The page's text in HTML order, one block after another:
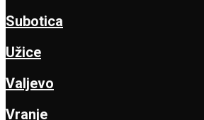
Subotica
Užice
Valjevo
Vranje